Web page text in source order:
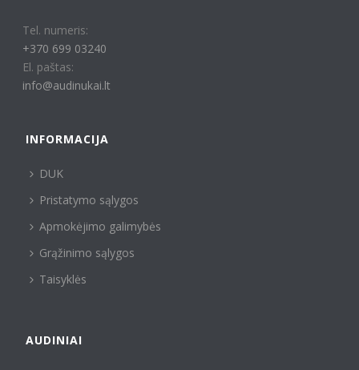
Tel. numeris:
+370 699 03240
El. paštas:
info@audinukai.lt
INFORMACIJA
DUK
Pristatymo sąlygos
Apmokėjimo galimybės
Grąžinimo sąlygos
Taisyklės
AUDINIAI